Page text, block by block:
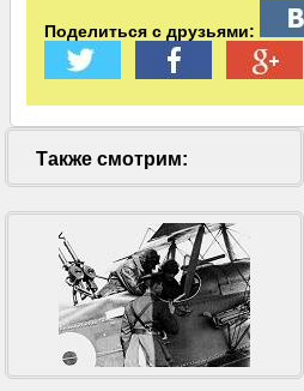
Поделиться с друзьями:
Также смотрим: